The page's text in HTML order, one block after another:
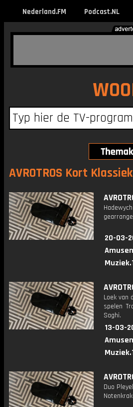
Nederland.FM Podcast.NL
AVROTROS Kort
20-03-
Loek van
spelen
Saghi.
13-03-
Duo